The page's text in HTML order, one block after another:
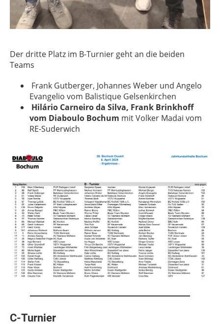
Der dritte Platz im B-Turnier geht an die beiden
Teams
Frank Gutberger, Johannes Weber und Angelo
Evangelio vom Balistique Gelsenkirchen
Hilário Carneiro da Silva, Frank Brinkhoff
vom Diaboulo Bochum mit Volker Madai vom
RE-Suderwich
C-Turnier